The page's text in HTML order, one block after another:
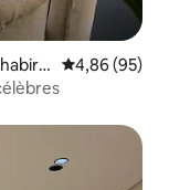
Évaluation
4,86 (95)